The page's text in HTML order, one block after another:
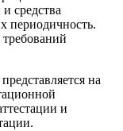
средства
периодичность.
на
и